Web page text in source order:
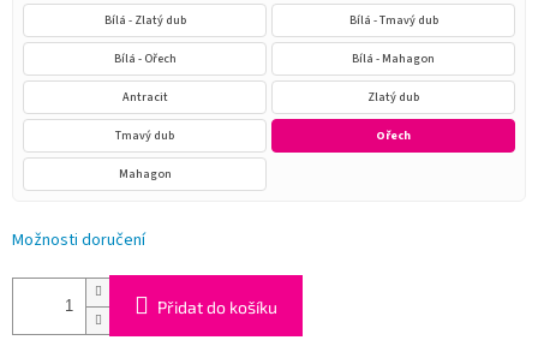
Bílá - Zlatý dub Bílá - Tmavý dub
Bílá - Ořech Bílá - Mahagon
Antracit Zlatý dub
Tmavý dub Ořech
Mahagon
Možnosti doručení
Přidat do košíku